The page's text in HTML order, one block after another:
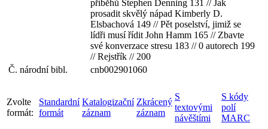
příběhů Stephen Denning 131 // Jak
prosadit skvělý nápad Kimberly D.
Elsbachová 149 // Pět poselství, jimiž se
lídři musí řídit John Hamm 165 // Zbavte
své konverzace stresu 183 // 0 autorech 199
// Rejstřík // 200
Č. národní bibl.
cnb002901060
Zvolte
formát:
Standardní
formát
Katalogizační
záznam
Zkrácený
záznam
S
textovými
návěštími
S kódy
polí
MARC